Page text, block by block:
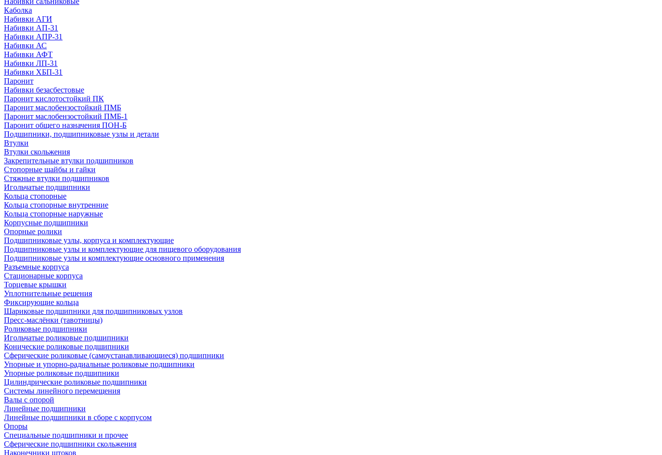
Каболка
Набивки АГИ
Набивки АП-31
Набивки АПР-31
Набивки АС
Набивки АФТ
Набивки ЛП-31
Набивки ХБП-31
Паронит
Набивки безасбестовые
Паронит кислотостойкий ПК
Паронит маслобензостойкий ПМБ
Паронит маслобензостойкий ПМБ-1
Паронит общего назначения ПОН-Б
Подшипники, подшипниковые узлы и детали
Втулки
Втулки скольжения
Закрепительные втулки подшипников
Стопорные шайбы и гайки
Стяжные втулки подшипников
Игольчатые подшипники
Кольца стопорные
Кольца стопорные внутренние
Кольца стопорные наружные
Корпусные подшипники
Опорные ролики
Подшипниковые узлы, корпуса и комплектующие
Подшипниковые узлы и комплектующие для пищевого оборудования
Подшипниковые узлы и комплектующие основного применения
Разъемные корпуса
Стационарные корпуса
Торцевые крышки
Уплотнительные решения
Фиксирующие кольца
Шариковые подшипники для подшипниковых узлов
Пресс-маслёнки (тавотницы)
Роликовые подшипники
Игольчатые роликовые подшипники
Конические роликовые подшипники
Сферические роликовые (самоустанавливающиеся) подшипники
Упорные и упорно-радиальные роликовые подшипники
Упорные роликовые подшипники
Цилиндрические роликовые подшипники
Системы линейного перемещения
Валы с опорой
Линейные подшипники
Линейные подшипники в сборе с корпусом
Опоры
Специальные подшипники и прочее
Сферические подшипники скольжения
Наконечники штоков